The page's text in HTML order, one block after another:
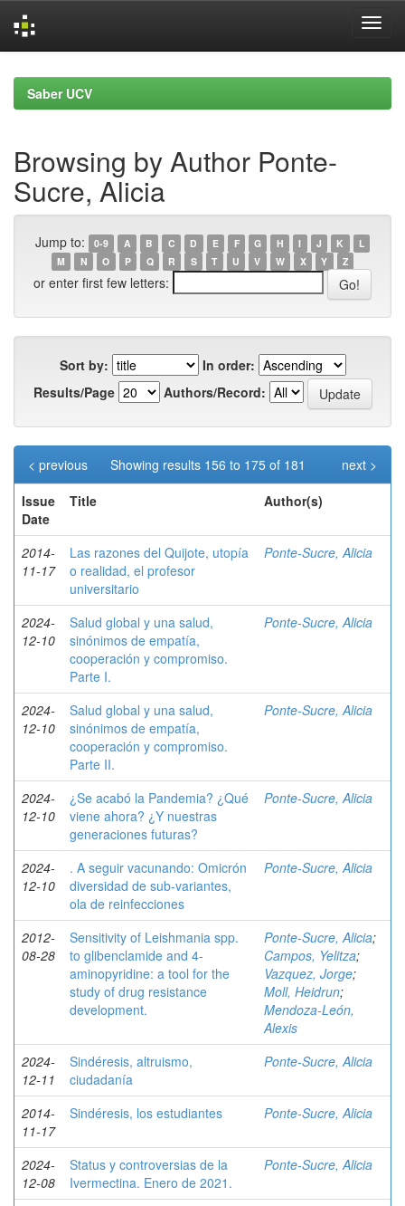
navigationSaber UCV
Browsing by Author Ponte-
Sucre, Alicia
Jump to: 0-9 A B C D E F G H I J K
L
M
N O P Q R S T U V W X Y Z
or enter first few letters:
Sort by:
In order:
Results/Page
Authors/Record:
Showing results 156 to 175 of 181
< previous
next >
Issue
Date
Title Author(s)
2014-
11-17
Las razones del Quijote, utopía
o realidad, el profesor
universitario
Ponte-Sucre, Alicia
2024-
12-10
Salud global y una salud,
sinónimos de empatía,
cooperación y compromiso.
Parte I.
Ponte-Sucre, Alicia
2024-
12-10
Salud global y una salud,
sinónimos de empatía,
cooperación y compromiso.
Parte II.
Ponte-Sucre, Alicia
2024-
12-10
¿Se acabó la Pandemia? ¿Qué
viene ahora? ¿Y nuestras
generaciones futuras?
Ponte-Sucre, Alicia
2024-
12-10
. A seguir vacunando: Omicrón
diversidad de sub-variantes,
ola de reinfecciones
Ponte-Sucre, Alicia
2012-
08-28
Sensitivity of Leishmania spp.
to glibenclamide and 4-
aminopyridine: a tool for the
study of drug resistance
development.
Ponte-Sucre, Alicia;
Campos, Yelitza;
Vazquez, Jorge;
Moll, Heidrun;
Mendoza-León,
Alexis
2024-
12-11
Sindéresis, altruismo,
ciudadanía
Ponte-Sucre, Alicia
2014-
11-17
Sindéresis, los estudiantes Ponte-Sucre, Alicia
2024-
12-08
Status y controversias de la
Ivermectina. Enero de 2021.
Ponte-Sucre, Alicia